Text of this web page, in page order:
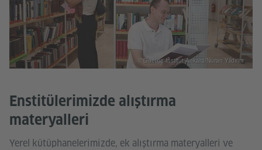
Enstitülerimizde alıştırma
materyalleri
Yerel kütüphanelerimizde, ek alıştırma materyalleri ve
© Goethe-Institut Ankara/Nuran Yildirim